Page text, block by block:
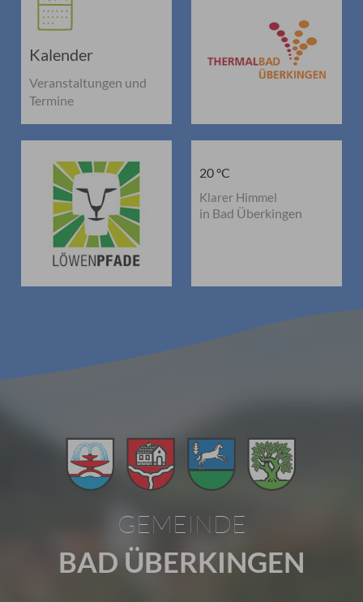
Kalender
Veranstaltungen und
Termine
20 °C
Klarer Himmel
in Bad Überkingen
GEMEINDE
BAD ÜBERKINGEN